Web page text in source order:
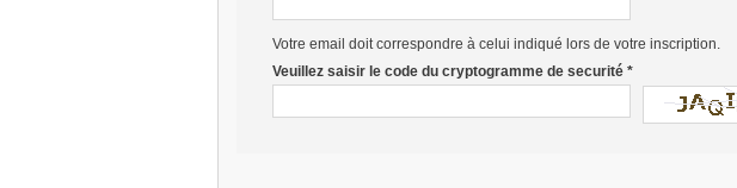
Votre email doit correspondre à celui indiqué lors de votre inscription.
Veuillez saisir le code du cryptogramme de securité *